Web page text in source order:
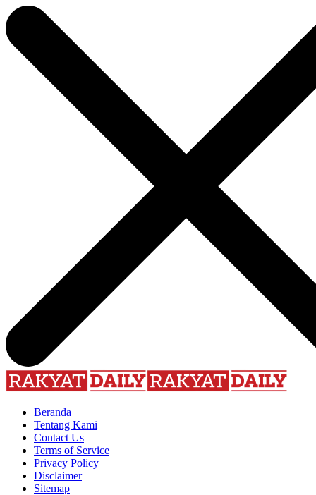
Beranda
Tentang Kami
Contact Us
Terms of Service
Privacy Policy
Disclaimer
Sitemap